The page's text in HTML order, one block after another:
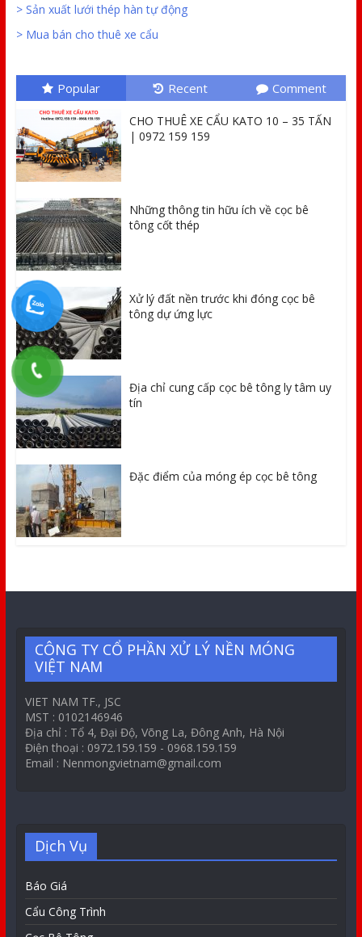
> Sản xuất lưới thép hàn tự động
> Mua bán cho thuê xe cẩu
Popular Recent Comment
CHO THUÊ XE CẨU KATO 10 – 35 TẤN
| 0972 159 159
Những thông tin hữu ích về cọc bê
tông cốt thép
Xử lý đất nền trước khi đóng cọc bê
tông dự ứng lực
Địa chỉ cung cấp cọc bê tông ly tâm uy
tín
Đặc điểm của móng ép cọc bê tông
CÔNG TY CỔ PHẦN XỬ LÝ NỀN MÓNG
VIỆT NAM
VIET NAM TF., JSC
MST : 0102146946
Địa chỉ : Tổ 4, Đại Độ, Võng La, Đông Anh, Hà Nội
Điện thoại : 0972.159.159 - 0968.159.159
Email : Nenmongvietnam@gmail.com
Dịch Vụ
Báo Giá
Cẩu Công Trình